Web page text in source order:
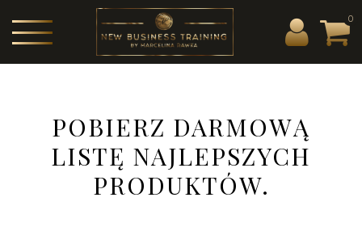
0
POBIERZ DARMOWĄ
LISTĘ NAJLEPSZYCH
PRODUKTÓW.